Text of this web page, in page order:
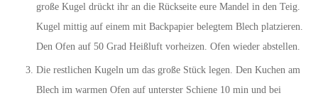
große Kugel drückt ihr an die Rückseite eure Mandel in den Teig.
Kugel mittig auf einem mit Backpapier belegtem Blech platzieren.
Den Ofen auf 50 Grad Heißluft vorheizen. Ofen wieder abstellen.
Die restlichen Kugeln um das große Stück legen. Den Kuchen am
Blech im warmen Ofen auf unterster Schiene 10 min und bei